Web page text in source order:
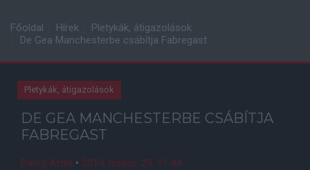
Főoldal Hírek
Pletykák, átigazolások
De Gea Manchesterbe csábítja Fabregast
Pletykák, átigazolások
DE GEA MANCHESTERBE CSÁBÍTJA
FABREGAST
Balog Attila • 2014. május. 29. 11:44